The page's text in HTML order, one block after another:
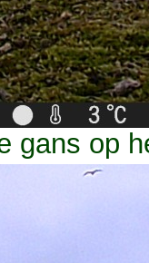
gans op